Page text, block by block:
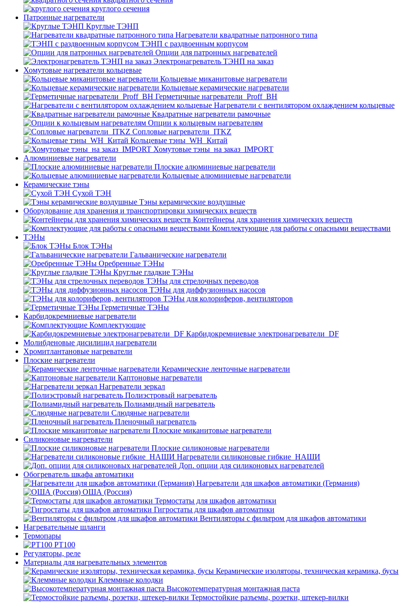
круглого сечения
Патронные нагреватели
Круглые ТЭНП
Нагреватели квадратные патронного типа
ТЭНП с раздвоенным корпусом
Опции для патронных нагревателей
Электронагреватель ТЭНП на заказ
Хомутовые нагреватели кольцевые
Кольцевые миканитовые нагреватели
Кольцевые керамические нагреватели
Герметичные нагреватели_Proff_BH
Нагреватели с вентилятором охлаждением кольцевые
Квадратные нагреватели рамочные
Опции к кольцевым нагревателям
Cопловые нагреватели_ITKZ
Кольцевые тэны_WH_Китай
Хомутовые тэны_на заказ_IMPORT
Алюминиевые нагреватели
Плоские алюминиевые нагреватели
Кольцевые алюминиевые нагреватели
Керамические тэны
Сухой ТЭН
Тэны керамические воздушные
Оборудование для хранения и транспортировки химических веществ
Контейнеры для хранения химических веществ
Комплектующие для работы с опасными веществами
ТЭНы
Блок ТЭНы
Гальванические нагреватели
Оребренные ТЭНы
Круглые гладкие ТЭНы
ТЭНы для стрелочных переводов
ТЭНы для диффузионных насосов
ТЭНы для колориферов, вентиляторов
Герметичные ТЭНы
Карбидокремниевые нагреватели
Комплектующие
Карбидокремниевые электронагреватели_DF
Молибденовые дисилицид нагреватели
Хромитлантановые нагреватели
Плоские нагреватели
Керамические ленточные нагреватели
Каптоновые нагреватели
Нагреватели зеркал
Полиэстровый нагреватель
Полиамидный нагреватель
Слюдяные нагреватели
Пленочный нагреватель
Плоские миканитовые нагреватели
Силиконовые нагреватели
Плоские силиконовые нагреватели
Нагреватели силиконовые гибкие_НАШИ
Доп. опции для силиконовых нагревателей
Обогреватель шкафа автоматики
Нагреватели для шкафов автоматики (Германия)
ОША (Россия)
Термостаты для шкафов автоматики
Гигростаты для шкафов автоматики
Вентиляторы с фильтром для шкафов автоматики
Нагревательные шланги
Термопары
PT100
Регуляторы, реле
Материалы для нагревательных элементов
Керамические изоляторы, техническая керамика, бусы
Клеммные колодки
Высокотемпературная монтажная паста
Термостойкие разъемы, розетки, штекер-вилки